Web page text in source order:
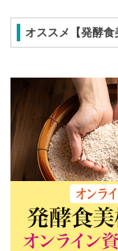
オススメ【発酵食